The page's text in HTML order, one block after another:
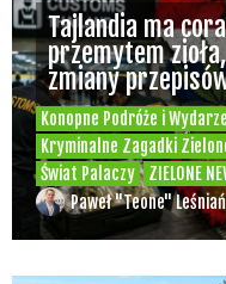
Konopne Podróże i
Kryminalne Zagadki
Świat Palaczy
ZIELONE
Tajlandia ma
przemytem
zmiany
Paweł "Teone"